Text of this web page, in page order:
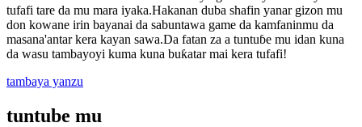
tufafi tare da mu mara iyaka.Hakanan duba shafin yanar gizon mu
don kowane irin bayanai da sabuntawa game da kamfaninmu da
masana'antar kera kayan sawa.Da fatan za a tuntuɓe mu idan kuna
da wasu tambayoyi kuma kuna buƙatar mai kera tufafi!
tambaya yanzu
tuntube mu